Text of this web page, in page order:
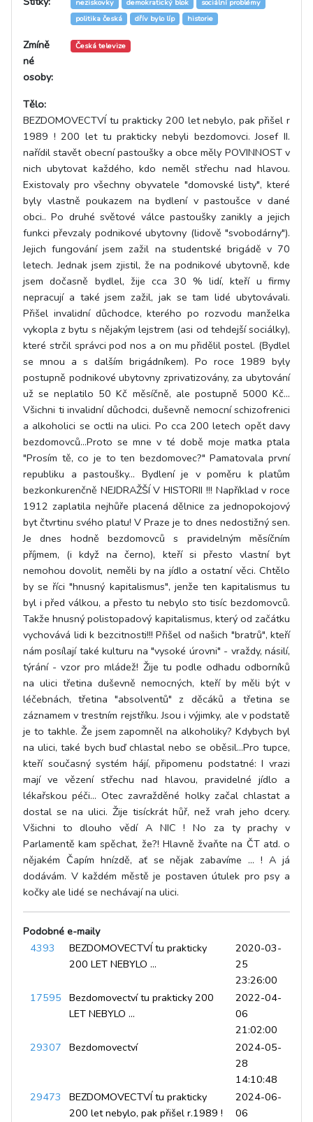
neziskovky demokratický blok
sociální problémy
politika česká
dřív bylo líp historie
Zmíně
né
osoby:
Česká televize
Tělo:
BEZDOMOVECTVÍ tu prakticky 200 let nebylo, pak přišel r
1989 ! 200 let tu prakticky nebyli bezdomovci. Josef II.
nařídil stavět obecní pastoušky a obce měly POVINNOST v
nich ubytovat každého, kdo neměl střechu nad hlavou.
Existovaly pro všechny obyvatele "domovské listy", které
byly vlastně poukazem na bydlení v pastoušce v dané
obci.. Po druhé světové válce pastoušky zanikly a jejich
funkci převzaly podnikové ubytovny (lidově "svobodárny").
Jejich fungování jsem zažil na studentské brigádě v 70
letech. Jednak jsem zjistil, že na podnikové ubytovně, kde
jsem dočasně bydlel, žije cca 30 % lidí, kteří u firmy
nepracují a také jsem zažil, jak se tam lidé ubytovávali.
Přišel invalidní důchodce, kterého po rozvodu manželka
vykopla z bytu s nějakým lejstrem (asi od tehdejší sociálky),
které strčil správci pod nos a on mu přidělil postel. (Bydlel
se mnou a s dalším brigádníkem). Po roce 1989 byly
postupně podnikové ubytovny zprivatizovány, za ubytování
už se neplatilo 50 Kč měsíčně, ale postupně 5000 Kč...
Všichni ti invalidní důchodci, duševně nemocní schizofrenici
a alkoholici se octli na ulici. Po cca 200 letech opět davy
bezdomovců...Proto se mne v té době moje matka ptala
"Prosím tě, co je to ten bezdomovec?" Pamatovala první
republiku a pastoušky... Bydlení je v poměru k platům
bezkonkurenčně NEJDRAŽŠÍ V HISTORII !!! Například v roce
1912 zaplatila nejhůře placená dělnice za jednopokojový
byt čtvrtinu svého platu! V Praze je to dnes nedostižný sen.
Je dnes hodně bezdomovců s pravidelným měsíčním
příjmem, (i když na černo), kteří si přesto vlastní byt
nemohou dovolit, neměli by na jídlo a ostatní věci. Chtělo
by se říci "hnusný kapitalismus", jenže ten kapitalismus tu
byl i před válkou, a přesto tu nebylo sto tisíc bezdomovců.
Takže hnusný polistopadový kapitalismus, který od začátku
vychovává lidi k bezcitnosti!!! Přišel od našich "bratrů", kteří
nám posílají také kulturu na "vysoké úrovni" - vraždy, násilí,
týrání - vzor pro mládež! Žije tu podle odhadu odborníků
na ulici třetina duševně nemocných, kteří by měli být v
léčebnách, třetina "absolventů" z děcáků a třetina se
záznamem v trestním rejstříku. Jsou i výjimky, ale v podstatě
je to takhle. Že jsem zapomněl na alkoholiky? Kdybych byl
na ulici, také bych buď chlastal nebo se oběsil...Pro tupce,
kteří současný systém hájí, připomenu podstatné: I vrazi
mají ve vězení střechu nad hlavou, pravidelné jídlo a
lékařskou péči... Otec zavražděné holky začal chlastat a
dostal se na ulici. Žije tisíckrát hůř, než vrah jeho dcery.
Všichni to dlouho vědí A NIC ! No za ty prachy v
Parlamentě kam spěchat, že?! Hlavně žvaňte na ČT atd. o
nějakém Čapím hnízdě, ať se nějak zabavíme … ! A já
dodávám. V každém městě je postaven útulek pro psy a
kočky ale lidé se nechávají na ulici.
Podobné e-maily
4393
BEZDOMOVECTVÍ tu prakticky
200 LET NEBYLO …
2020-03-
25
23:26:00
17595 Bezdomovectví tu prakticky 200
LET NEBYLO ...
2022-04-
06
21:02:00
29307 Bezdomovectví
2024-05-
28
14:10:48
29473
BEZDOMOVECTVÍ tu prakticky
200 let nebylo, pak přišel r.1989 !
2024-06-
06